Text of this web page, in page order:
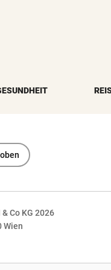
Co KG 2026
Wien